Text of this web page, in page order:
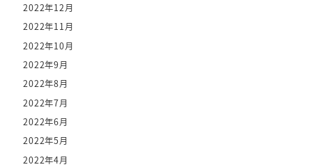
2022年12月
2022年11月
2022年10月
2022年9月
2022年8月
2022年7月
2022年6月
2022年5月
2022年4月